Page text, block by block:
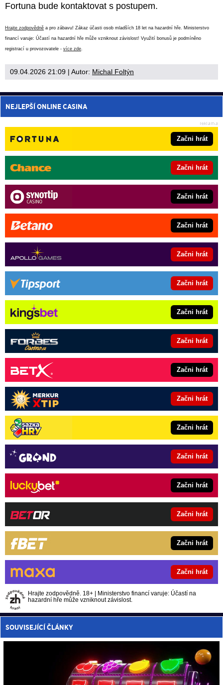
Fortuna bude kontaktovat s postupem.
Hrajte zodpovědně a pro zábavu! Zákaz účasti osob mladších 18 let na hazardní hře. Ministerstvo
financí varuje: Účastí na hazardní hře může vzniknout závislost! Využití bonusů je podmíněno
registrací u provozovatele - více zde
09.04.2026 21:09 | Autor: Michal Foltýn
NEJLEPŠÍ ONLINE CASINA
Začni hrát
Začni hrát
Začni hrát
Začni hrát
Začni hrát
Začni hrát
Začni hrát
Začni hrát
Začni hrát
Začni hrát
Začni hrát
Začni hrát
Začni hrát
Začni hrát
Začni hrát
Začni hrát
Hrajte zodpovědně. 18+ | Ministerstvo financí varuje: Účastí na
hazardní hře může vzniknout závislost.
SOUVISEJÍCÍ ČLÁNKY